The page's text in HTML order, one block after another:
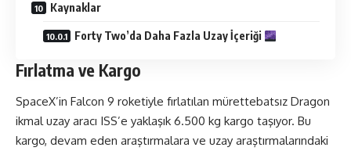
Kaynaklar
Forty Two’da Daha Fazla Uzay İçeriği
Fırlatma ve Kargo
SpaceX’in Falcon 9 roketiyle fırlatılan mürettebatsız Dragon
ikmal uzay aracı ISS’e yaklaşık 6.500 kg kargo taşıyor. Bu
kargo, devam eden araştırmalara ve uzay araştırmalarındaki